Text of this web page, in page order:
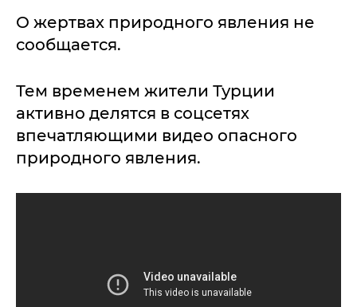
О жертвах природного явления не
сообщается.
Тем временем жители Турции
активно делятся в соцсетях
впечатляющими видео опасного
природного явления.